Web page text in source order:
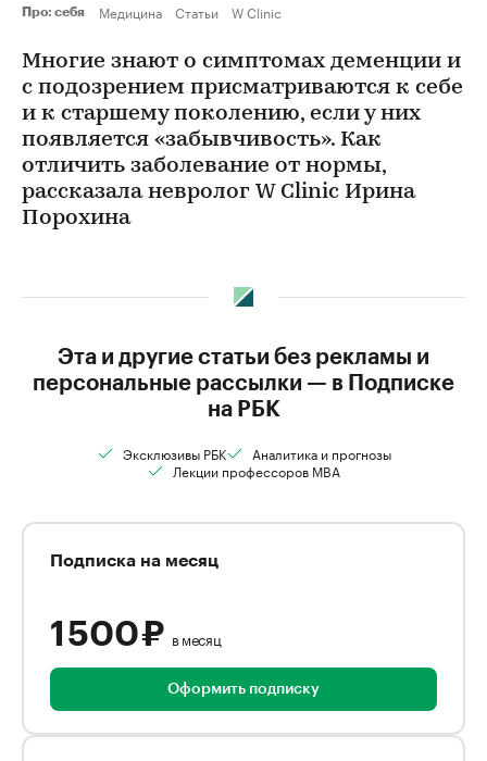
Про: себя Медицина Статьи W Clinic
Многие знают о симптомах деменции и
с подозрением присматриваются к себе
и к старшему поколению, если у них
появляется «забывчивость». Как
отличить заболевание от нормы,
рассказала невролог W Clinic Ирина
Порохина
Эта и другие статьи без рекламы и
персональные рассылки — в Подписке
на РБК
Эксклюзивы РБК
Аналитика и прогнозы
Лекции профессоров MBA
Подписка на месяц
1 500 ₽ в месяц
Оформить подписку